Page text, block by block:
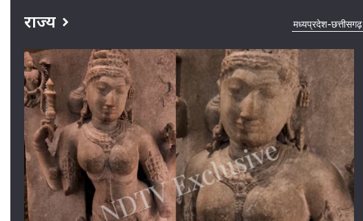
राज्य मध्‍यप्रदेश-छत्तीसगढ़